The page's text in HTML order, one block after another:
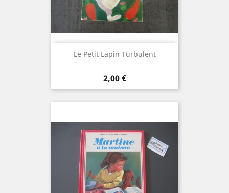
Le Petit Lapin Turbulent
Prix
2,00 €